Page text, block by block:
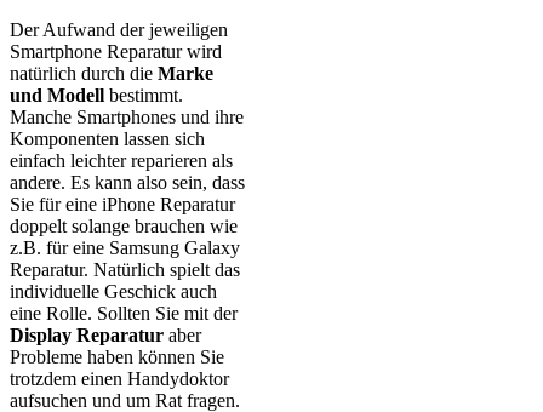
Der Aufwand der jeweiligen
Smartphone Reparatur wird
natürlich durch die Marke
und Modell bestimmt.
Manche Smartphones und ihre
Komponenten lassen sich
einfach leichter reparieren als
andere. Es kann also sein, dass
Sie für eine iPhone Reparatur
doppelt solange brauchen wie
z.B. für eine Samsung Galaxy
Reparatur. Natürlich spielt das
individuelle Geschick auch
eine Rolle. Sollten Sie mit der
Display Reparatur aber
Probleme haben können Sie
trotzdem einen Handydoktor
aufsuchen und um Rat fragen.